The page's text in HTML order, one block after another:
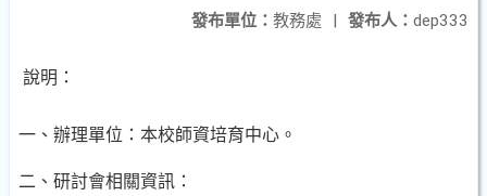
發布人： dep333
發布單位： 教務處 |
說明：
一、辦理單位：本校師資培育中心。
二、研討會相關資訊：